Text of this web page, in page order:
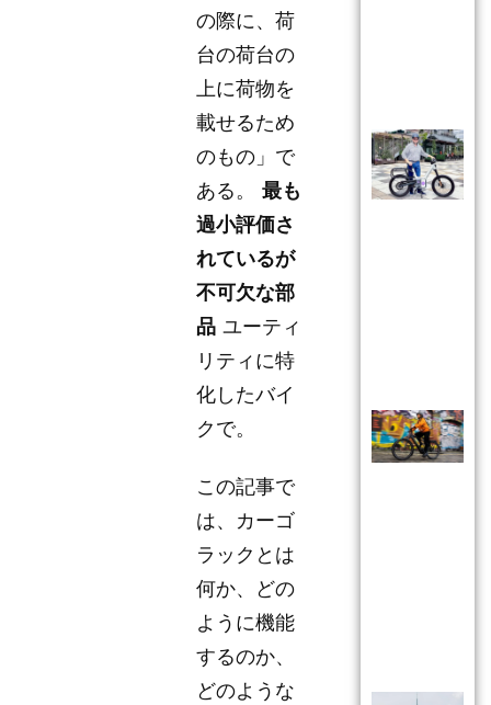
の際に、荷
台の荷台の
上に荷物を
載せるため
のもの」で
ある。最も
過小評価さ
れているが
不可欠な部
品 ユーティ
リティに特
化したバイ
クで。
この記事で
は、カーゴ
ラックとは
何か、どの
ように機能
するのか、
どのような